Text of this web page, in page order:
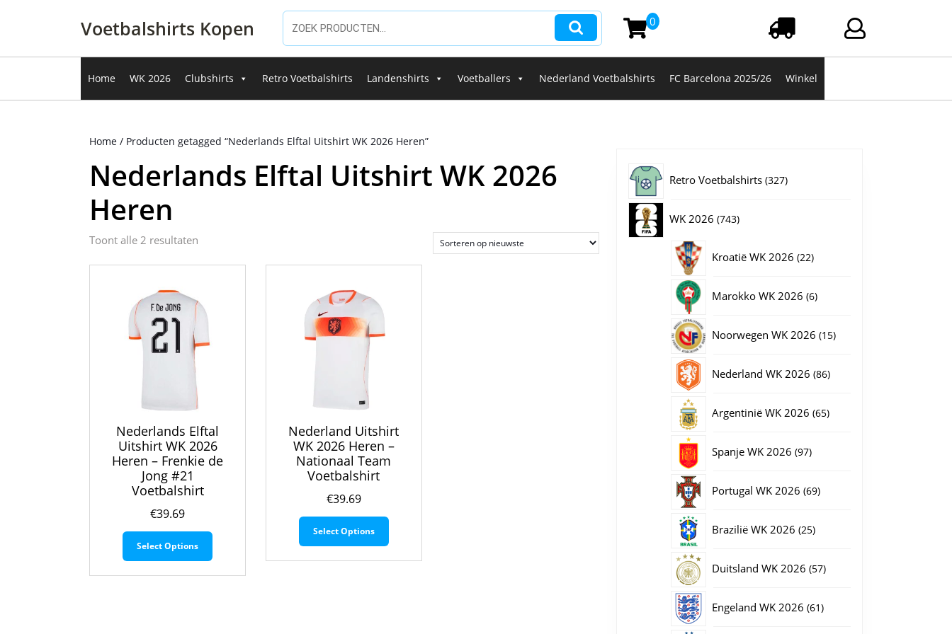
inhoud
Voetbalshirts Kopen Winkelwagen
0
Home WK 2026 Clubshirts Retro Voetbalshirts Landenshirts Voetballers Nederland Voetbalshirts FC Barcelona 2025/26 Winkel
Home / Producten getagged “Nederlands Elftal Uitshirt WK 2026 Heren”
Nederlands Elftal Uitshirt WK 2026
Heren
Toont alle 2 resultaten
nieuwste
Nederlands Elftal
Uitshirt WK 2026
Heren – Frenkie de
Jong #21
Voetbalshirt
€39.69
Select Options
Dit
Nederland Uitshirt
WK 2026 Heren –
Nationaal Team
Voetbalshirt
€39.69
Select Options
Dit
Retro Voetbalshirts 327327
WK 2026 743743
Kroatië WK 2026 2222
Marokko WK 2026 66
Noorwegen WK 2026 1515
Nederland WK 2026 8686
Argentinië WK 2026 6565
Spanje WK 2026 9797
Portugal WK 2026 6969
Brazilië WK 2026 2525
Duitsland WK 2026 5757
Engeland WK 2026 6161